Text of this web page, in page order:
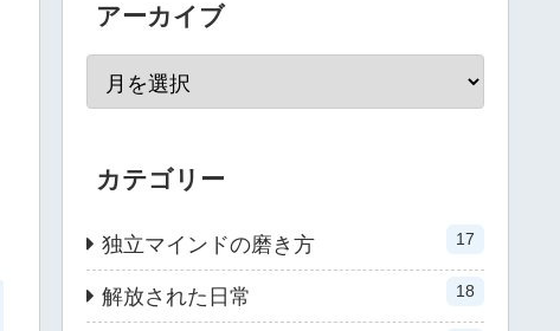
アーカイブ
カテゴリー
独立マインドの磨き方 17
解放された日常 18